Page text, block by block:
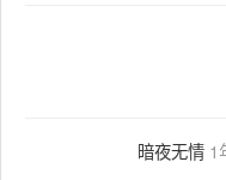
暗夜无情 1